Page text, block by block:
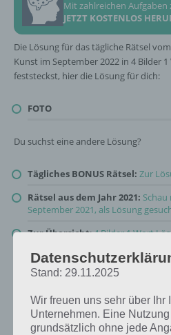
Mit zahlreichen
JETZT KOSTENLOS
Die Lösung für das tägliche Rätsel
Kunst im September 2022 in 4 Bilder
feststeckst, hier die Lösung für dich:
FOTO
Du suchst eine andere Lösung?
Tägliches BONUS Rätsel: Zur
Rätsel aus dem Jahr 2021: Schau
September 2021, als Lösung
Zur Übersicht:4 Bilder 1 Wort
Stand: 29.11.2025
Wir freuen uns sehr über Ihr
Unternehmen. Eine
grundsätzlich ohne jede